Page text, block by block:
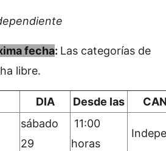
fecha: Las categorías de
libre.
DIA Desde las
sábado
29
11:00
horas